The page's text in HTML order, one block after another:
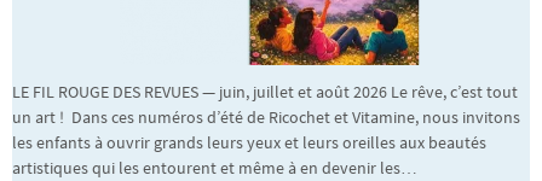
LE FIL ROUGE DES REVUES — juin, juillet et août 2026 Le rêve, c’est tout
un art ! Dans ces numéros d’été de Ricochet et Vitamine, nous invitons
les enfants à ouvrir grands leurs yeux et leurs oreilles aux beautés
artistiques qui les entourent et même à en devenir les…